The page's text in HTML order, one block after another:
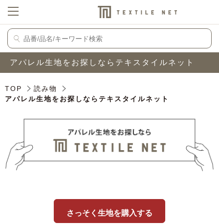
アパレル生地をお探しならテキスタイルネット
TOP
読み物
アパレル生地をお探しならテキスタイルネット
さっそく生地を購入する